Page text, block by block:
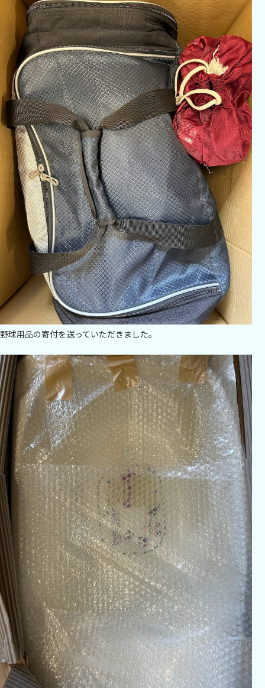
野球用品の寄付を送っていただきました。